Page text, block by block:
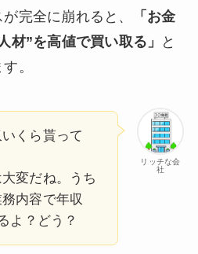
完全に崩れると、
「お金
材”を高値で買い取る」
と
。
リッチな会
社
くら貰って
変だね。うち
内容で年収
よ？どう？